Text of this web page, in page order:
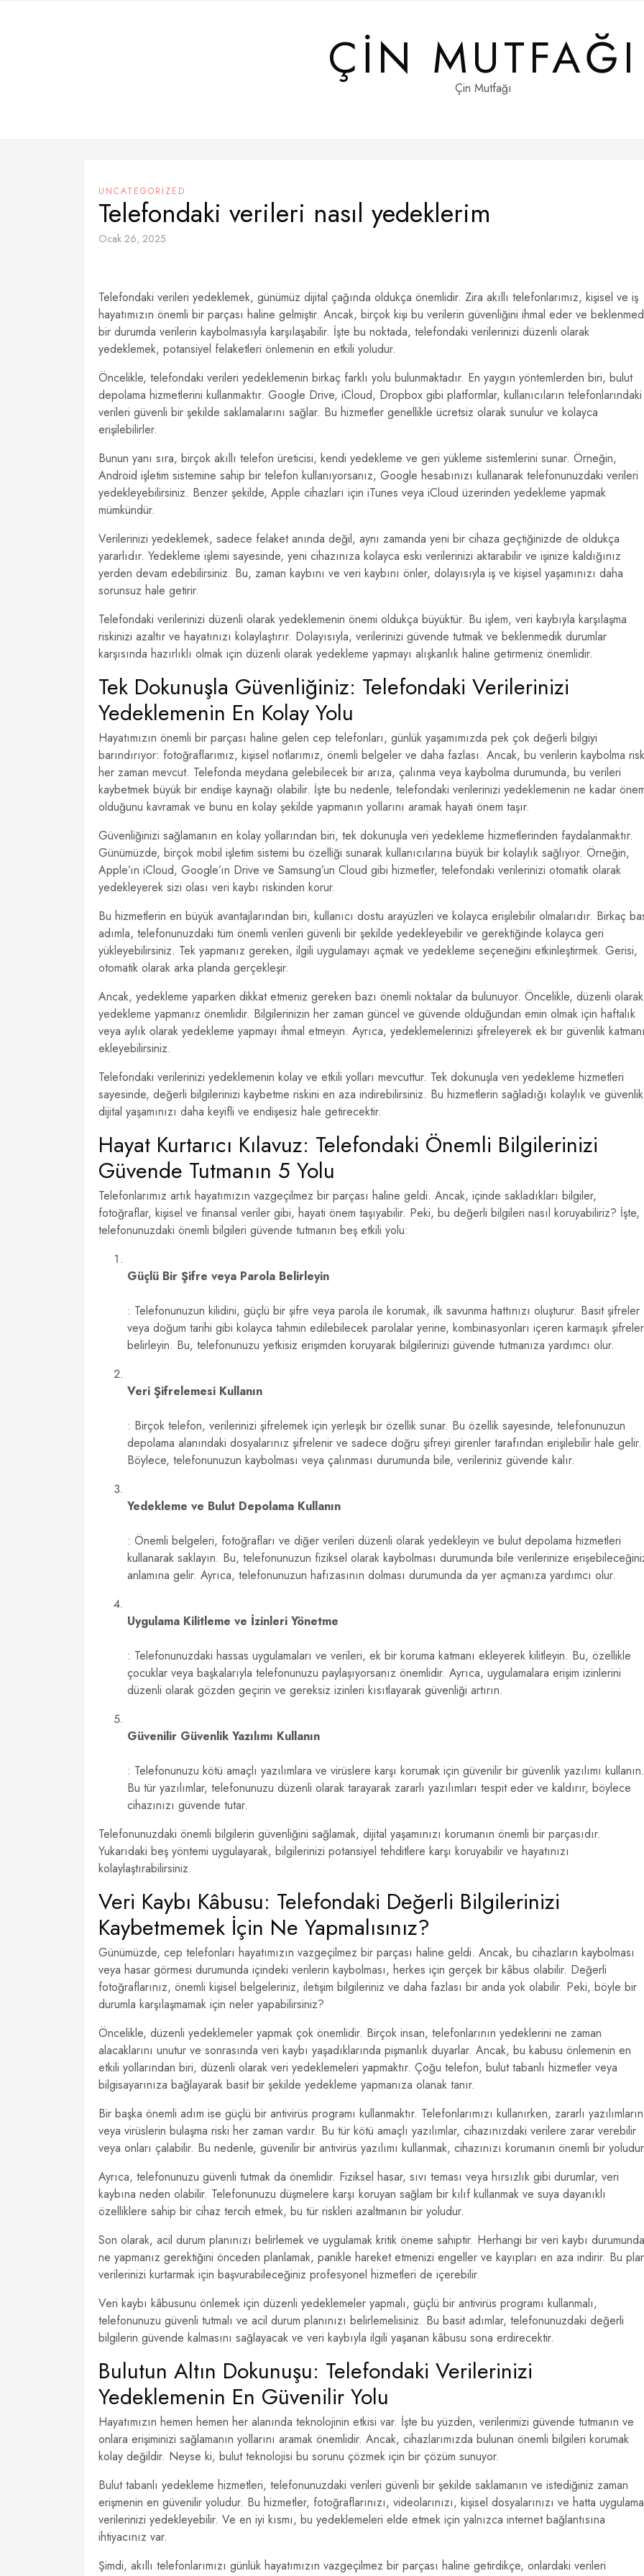
ÇIN MUTFAĞI
Çin Mutfağı
UNCATEGORIZED
Telefondaki verileri nasıl yedeklerim
Ocak 26, 2025
Telefondaki verileri yedeklemek, günümüz dijital çağında oldukça önemlidir. Zira akıllı telefonlarımız, kişisel ve iş
hayatımızın önemli bir parçası haline gelmiştir. Ancak, birçok kişi bu verilerin güvenliğini ihmal eder ve
bir durumda verilerin kaybolmasıyla karşılaşabilir. İşte bu noktada, telefondaki verilerinizi düzenli olarak
yedeklemek, potansiyel felaketleri önlemenin en etkili yoludur.
Öncelikle, telefondaki verileri yedeklemenin birkaç farklı yolu bulunmaktadır. En yaygın yöntemlerden biri, bulut
depolama hizmetlerini kullanmaktır. Google Drive, iCloud, Dropbox gibi platformlar, kullanıcıların telefonlarındaki
verileri güvenli bir şekilde saklamalarını sağlar. Bu hizmetler genellikle ücretsiz olarak sunulur ve kolayca
erişilebilirler.
Bunun yanı sıra, birçok akıllı telefon üreticisi, kendi yedekleme ve geri yükleme sistemlerini sunar. Örneğin,
Android işletim sistemine sahip bir telefon kullanıyorsanız, Google hesabınızı kullanarak telefonunuzdaki verileri
yedekleyebilirsiniz. Benzer şekilde, Apple cihazları için iTunes veya iCloud üzerinden yedekleme yapmak
mümkündür.
Verilerinizi yedeklemek, sadece felaket anında değil, aynı zamanda yeni bir cihaza geçtiğinizde de oldukça
yararlıdır. Yedekleme işlemi sayesinde, yeni cihazınıza kolayca eski verilerinizi aktarabilir ve işinize kaldığınız
yerden devam edebilirsiniz. Bu, zaman kaybını ve veri kaybını önler, dolayısıyla iş ve kişisel yaşamınızı daha
sorunsuz hale getirir.
Telefondaki verilerinizi düzenli olarak yedeklemenin önemi oldukça büyüktür. Bu işlem, veri kaybıyla karşılaşma
riskinizi azaltır ve hayatınızı kolaylaştırır. Dolayısıyla, verilerinizi güvende tutmak ve beklenmedik durumlar
karşısında hazırlıklı olmak için düzenli olarak yedekleme yapmayı alışkanlık haline getirmeniz önemlidir.
Tek Dokunuşla Güvenliğiniz: Telefondaki Verilerinizi
Yedeklemenin En Kolay Yolu
Hayatımızın önemli bir parçası haline gelen cep telefonları, günlük yaşamımızda pek çok değerli bilgiyi
barındırıyor: fotoğraflarımız, kişisel notlarımız, önemli belgeler ve daha fazlası. Ancak, bu verilerin kaybolma
her zaman mevcut. Telefonda meydana gelebilecek bir arıza, çalınma veya kaybolma durumunda, bu verileri
kaybetmek büyük bir endişe kaynağı olabilir. İşte bu nedenle, telefondaki verilerinizi yedeklemenin ne kadar
olduğunu kavramak ve bunu en kolay şekilde yapmanın yollarını aramak hayati önem taşır.
Güvenliğinizi sağlamanın en kolay yollarından biri, tek dokunuşla veri yedekleme hizmetlerinden faydalanmaktır.
Günümüzde, birçok mobil işletim sistemi bu özelliği sunarak kullanıcılarına büyük bir kolaylık sağlıyor. Örneğin,
Apple’ın iCloud, Google’ın Drive ve Samsung’un Cloud gibi hizmetler, telefondaki verilerinizi otomatik olarak
yedekleyerek sizi olası veri kaybı riskinden korur.
Bu hizmetlerin en büyük avantajlarından biri, kullanıcı dostu arayüzleri ve kolayca erişilebilir olmalarıdır. Birkaç
adımla, telefonunuzdaki tüm önemli verileri güvenli bir şekilde yedekleyebilir ve gerektiğinde kolayca geri
yükleyebilirsiniz. Tek yapmanız gereken, ilgili uygulamayı açmak ve yedekleme seçeneğini etkinleştirmek. Gerisi,
otomatik olarak arka planda gerçekleşir.
Ancak, yedekleme yaparken dikkat etmeniz gereken bazı önemli noktalar da bulunuyor. Öncelikle, düzenli olarak
yedekleme yapmanız önemlidir. Bilgilerinizin her zaman güncel ve güvende olduğundan emin olmak için haftalık
veya aylık olarak yedekleme yapmayı ihmal etmeyin. Ayrıca, yedeklemelerinizi şifreleyerek ek bir güvenlik
ekleyebilirsiniz.
Telefondaki verilerinizi yedeklemenin kolay ve etkili yolları mevcuttur. Tek dokunuşla veri yedekleme hizmetleri
sayesinde, değerli bilgilerinizi kaybetme riskini en aza indirebilirsiniz. Bu hizmetlerin sağladığı kolaylık ve
dijital yaşamınızı daha keyifli ve endişesiz hale getirecektir.
Hayat Kurtarıcı Kılavuz: Telefondaki Önemli Bilgilerinizi
Güvende Tutmanın 5 Yolu
Telefonlarımız artık hayatımızın vazgeçilmez bir parçası haline geldi. Ancak, içinde sakladıkları bilgiler,
fotoğraflar, kişisel ve finansal veriler gibi, hayati önem taşıyabilir. Peki, bu değerli bilgileri nasıl koruyabiliriz? İşte,
telefonunuzdaki önemli bilgileri güvende tutmanın beş etkili yolu:
Güçlü Bir Şifre veya Parola Belirleyin
: Telefonunuzun kilidini, güçlü bir şifre veya parola ile korumak, ilk savunma hattınızı oluşturur. Basit şifreler
veya doğum tarihi gibi kolayca tahmin edilebilecek parolalar yerine, kombinasyonları içeren karmaşık şifreler
belirleyin. Bu, telefonunuzu yetkisiz erişimden koruyarak bilgilerinizi güvende tutmanıza yardımcı olur.
Veri Şifrelemesi Kullanın
: Birçok telefon, verilerinizi şifrelemek için yerleşik bir özellik sunar. Bu özellik sayesinde, telefonunuzun
depolama alanındaki dosyalarınız şifrelenir ve sadece doğru şifreyi girenler tarafından erişilebilir hale gelir.
Böylece, telefonunuzun kaybolması veya çalınması durumunda bile, verileriniz güvende kalır.
Yedekleme ve Bulut Depolama Kullanın
: Önemli belgeleri, fotoğrafları ve diğer verileri düzenli olarak yedekleyin ve bulut depolama hizmetleri
kullanarak saklayın. Bu, telefonunuzun fiziksel olarak kaybolması durumunda bile verilerinize
anlamına gelir. Ayrıca, telefonunuzun hafızasının dolması durumunda da yer açmanıza yardımcı olur.
Uygulama Kilitleme ve İzinleri Yönetme
: Telefonunuzdaki hassas uygulamaları ve verileri, ek bir koruma katmanı ekleyerek kilitleyin. Bu, özellikle
çocuklar veya başkalarıyla telefonunuzu paylaşıyorsanız önemlidir. Ayrıca, uygulamalara erişim izinlerini
düzenli olarak gözden geçirin ve gereksiz izinleri kısıtlayarak güvenliği artırın.
Güvenilir Güvenlik Yazılımı Kullanın
: Telefonunuzu kötü amaçlı yazılımlara ve virüslere karşı korumak için güvenilir bir güvenlik yazılımı kullanın.
Bu tür yazılımlar, telefonunuzu düzenli olarak tarayarak zararlı yazılımları tespit eder ve kaldırır, böylece
cihazınızı güvende tutar.
Telefonunuzdaki önemli bilgilerin güvenliğini sağlamak, dijital yaşamınızı korumanın önemli bir parçasıdır.
Yukarıdaki beş yöntemi uygulayarak, bilgilerinizi potansiyel tehditlere karşı koruyabilir ve hayatınızı
kolaylaştırabilirsiniz.
Veri Kaybı Kâbusu: Telefondaki Değerli Bilgilerinizi
Kaybetmemek İçin Ne Yapmalısınız?
Günümüzde, cep telefonları hayatımızın vazgeçilmez bir parçası haline geldi. Ancak, bu cihazların kaybolması
veya hasar görmesi durumunda içindeki verilerin kaybolması, herkes için gerçek bir kâbus olabilir. Değerli
fotoğraflarınız, önemli kişisel belgeleriniz, iletişim bilgileriniz ve daha fazlası bir anda yok olabilir. Peki, böyle bir
durumla karşılaşmamak için neler yapabilirsiniz?
Öncelikle, düzenli yedeklemeler yapmak çok önemlidir. Birçok insan, telefonlarının yedeklerini ne zaman
alacaklarını unutur ve sonrasında veri kaybı yaşadıklarında pişmanlık duyarlar. Ancak, bu kabusu önlemenin en
etkili yollarından biri, düzenli olarak veri yedeklemeleri yapmaktır. Çoğu telefon, bulut tabanlı hizmetler veya
bilgisayarınıza bağlayarak basit bir şekilde yedekleme yapmanıza olanak tanır.
Bir başka önemli adım ise güçlü bir antivirüs programı kullanmaktır. Telefonlarımızı kullanırken, zararlı yazılımların
veya virüslerin bulaşma riski her zaman vardır. Bu tür kötü amaçlı yazılımlar, cihazınızdaki verilere zarar verebilir
veya onları çalabilir. Bu nedenle, güvenilir bir antivirüs yazılımı kullanmak, cihazınızı korumanın önemli bir
Ayrıca, telefonunuzu güvenli tutmak da önemlidir. Fiziksel hasar, sıvı teması veya hırsızlık gibi durumlar, veri
kaybına neden olabilir. Telefonunuzu düşmelere karşı koruyan sağlam bir kılıf kullanmak ve suya dayanıklı
özelliklere sahip bir cihaz tercih etmek, bu tür riskleri azaltmanın bir yoludur.
Son olarak, acil durum planınızı belirlemek ve uygulamak kritik öneme sahiptir. Herhangi bir veri kaybı durumunda
ne yapmanız gerektiğini önceden planlamak, panikle hareket etmenizi engeller ve kayıpları en aza indirir. Bu
verilerinizi kurtarmak için başvurabileceğiniz profesyonel hizmetleri de içerebilir.
Veri kaybı kâbusunu önlemek için düzenli yedeklemeler yapmalı, güçlü bir antivirüs programı kullanmalı,
telefonunuzu güvenli tutmalı ve acil durum planınızı belirlemelisiniz. Bu basit adımlar, telefonunuzdaki değerli
bilgilerin güvende kalmasını sağlayacak ve veri kaybıyla ilgili yaşanan kâbusu sona erdirecektir.
Bulutun Altın Dokunuşu: Telefondaki Verilerinizi
Yedeklemenin En Güvenilir Yolu
Hayatımızın hemen hemen her alanında teknolojinin etkisi var. İşte bu yüzden, verilerimizi güvende tutmanın ve
onlara erişiminizi sağlamanın yollarını aramak önemlidir. Ancak, cihazlarımızda bulunan önemli bilgileri korumak
kolay değildir. Neyse ki, bulut teknolojisi bu sorunu çözmek için bir çözüm sunuyor.
Bulut tabanlı yedekleme hizmetleri, telefonunuzdaki verileri güvenli bir şekilde saklamanın ve istediğiniz zaman
erişmenin en güvenilir yoludur. Bu hizmetler, fotoğraflarınızı, videolarınızı, kişisel dosyalarınızı ve hatta uygulama
verilerinizi yedekleyebilir. Ve en iyi kısmı, bu yedeklemeleri elde etmek için yalnızca internet bağlantısına
ihtiyacınız var.
Şimdi, akıllı telefonlarımızı günlük hayatımızın vazgeçilmez bir parçası haline getirdikçe, onlardaki verileri